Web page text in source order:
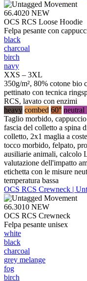
66.4020 NEW
OCS RCS Loose Hoodie
Felpa pesante con
black
charcoal
birch
navy
XXS – 3XL
350g/m², 80% cotone bio
pettinato con tecnica
RCS, lavato con enzimi
heavy combed 60° neutral
Taglio morbido,
fascia del colletto a spina
colletto, 2x1 maglia a
tocco morbido, felpato,
ausiliarie animali, calcolo
valutazione dell'impatto
etichetta con le misure
temperatura bassa
OCS RCS Crewneck |
66.3010 NEW
OCS RCS Crewneck
Felpa pesante unisex
white
black
charcoal
grey melange
fog
birch